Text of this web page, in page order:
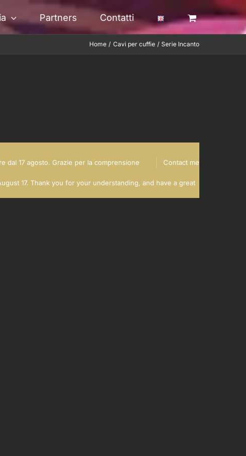
Partners Contatti
Home Cavi per cuffie Serie Incanto
Contact me
dal 17 agosto. Grazie per la comprensione
17. Thank you for your understanding, and have a great